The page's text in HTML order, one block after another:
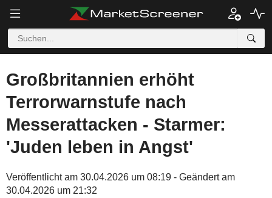
Großbritannien erhöht
Terrorwarnstufe nach
Messerattacken - Starmer:
'Juden leben in Angst'
Veröffentlicht am 30.04.2026 um 08:19 - Geändert am
30.04.2026 um 21:32